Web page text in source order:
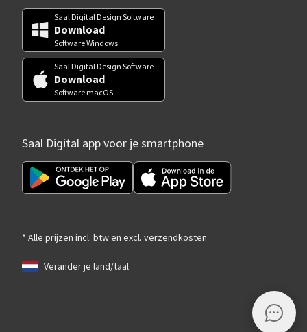
Saal Digital Design Software
Download
Software Windows
Saal Digital Design Software
Download
Software macOS
Saal Digital app voor je smartphone
* Alle prijzen incl. btw en excl. verzendkosten
Verander je land/taal